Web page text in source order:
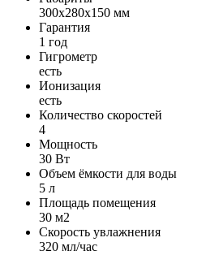
300х280х150 мм
Гарантия
1 год
Гигрометр
есть
Ионизация
есть
Количество скоростей
4
Мощность
30 Вт
Объем ёмкости для воды
5 л
Площадь помещения
30 м2
Скорость увлажнения
320 мл/час